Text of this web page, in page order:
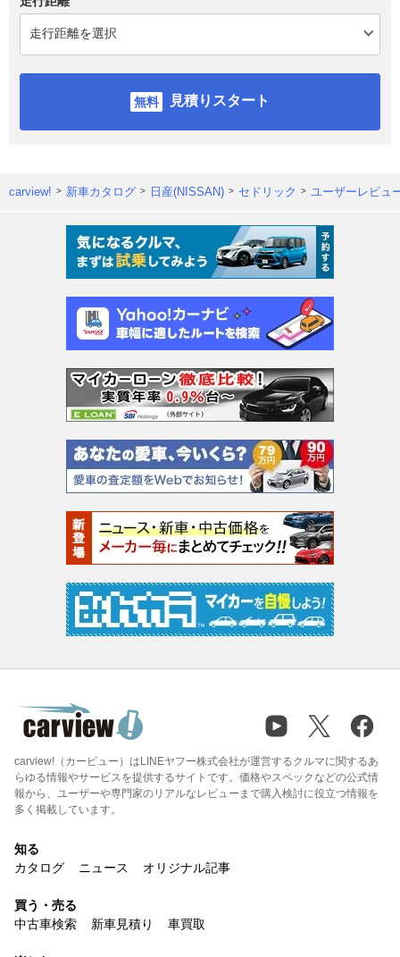
見積りスタート
carview! 新車カタログ 日産(NISSAN) セドリック ユーザーレビュ
carview!（カービュー）はLINEヤフー株式会社が運営するクルマに関するあ
らゆる情報やサービスを提供するサイトです。価格やスペックなどの公式情
報から、ユーザーや専門家のリアルなレビューまで購入検討に役立つ情報を
多く掲載しています。
知る
カタログ
ニュース オリジナル記事
買う・売る
中古車検索
新車見積り 車買取